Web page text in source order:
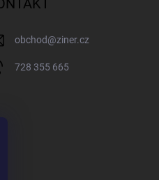
obchod@ziner.cz
728 355 665